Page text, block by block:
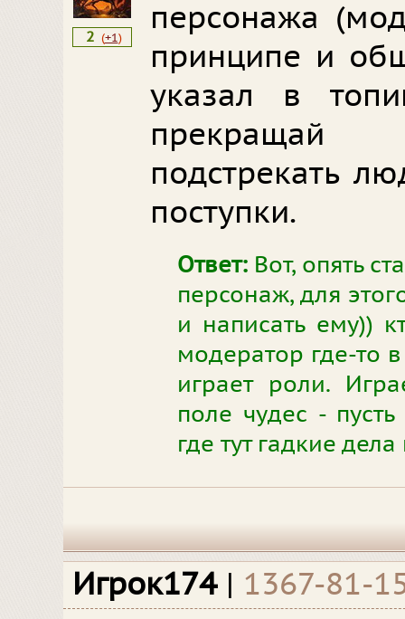
2 (+1)
персонажа
принципе и
указал в
подстрекать
поступки.
Ответ: Вот, опять
персонаж, для
и написать ему))
модератор где-то
играет роли.
поле чудес -
где тут гадкие
Игрок174 | 1367-81-